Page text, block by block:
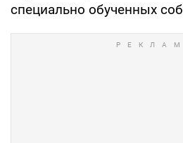
специально обученных